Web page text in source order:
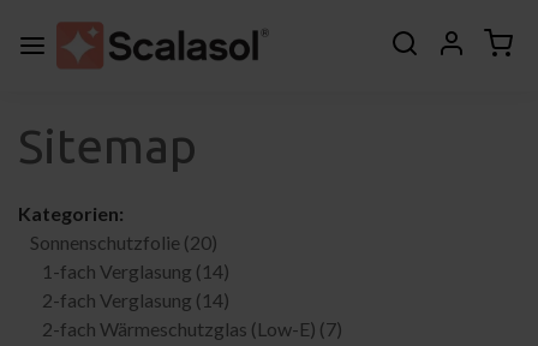
Sitemap
Kategorien:
Sonnenschutzfolie (20)
1-fach Verglasung (14)
2-fach Verglasung (14)
2-fach Wärmeschutzglas (Low-E) (7)